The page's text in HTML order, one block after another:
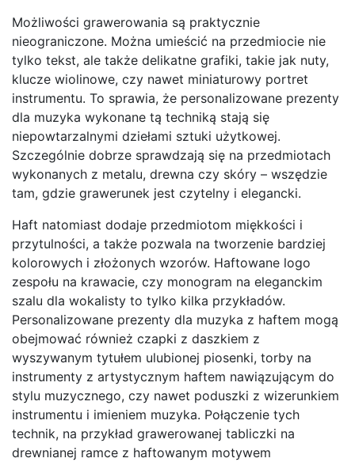
Możliwości grawerowania są praktycznie
nieograniczone. Można umieścić na przedmiocie nie
tylko tekst, ale także delikatne grafiki, takie jak nuty,
klucze wiolinowe, czy nawet miniaturowy portret
instrumentu. To sprawia, że personalizowane prezenty
dla muzyka wykonane tą techniką stają się
niepowtarzalnymi dziełami sztuki użytkowej.
Szczególnie dobrze sprawdzają się na przedmiotach
wykonanych z metalu, drewna czy skóry – wszędzie
tam, gdzie grawerunek jest czytelny i elegancki.
Haft natomiast dodaje przedmiotom miękkości i
przytulności, a także pozwala na tworzenie bardziej
kolorowych i złożonych wzorów. Haftowane logo
zespołu na krawacie, czy monogram na eleganckim
szalu dla wokalisty to tylko kilka przykładów.
Personalizowane prezenty dla muzyka z haftem mogą
obejmować również czapki z daszkiem z
wyszywanym tytułem ulubionej piosenki, torby na
instrumenty z artystycznym haftem nawiązującym do
stylu muzycznego, czy nawet poduszki z wizerunkiem
instrumentu i imieniem muzyka. Połączenie tych
technik, na przykład grawerowanej tabliczki na
drewnianej ramce z haftowanym motywem